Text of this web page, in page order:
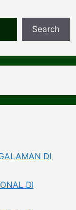
Search
DI
DI